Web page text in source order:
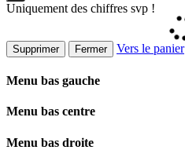
Uniquement des chiffres svp !
Supprimer Fermer Vers le panier
Menu bas gauche
Menu bas centre
Menu bas droite